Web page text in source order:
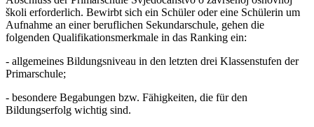
školi erforderlich. Bewirbt sich ein Schüler oder eine Schülerin um
Aufnahme an einer beruflichen Sekundarschule, gehen die
folgenden Qualifikationsmerkmale in das Ranking ein:
- allgemeines Bildungsniveau in den letzten drei Klassenstufen der
Primarschule;
- besondere Begabungen bzw. Fähigkeiten, die für den
Bildungserfolg wichtig sind.